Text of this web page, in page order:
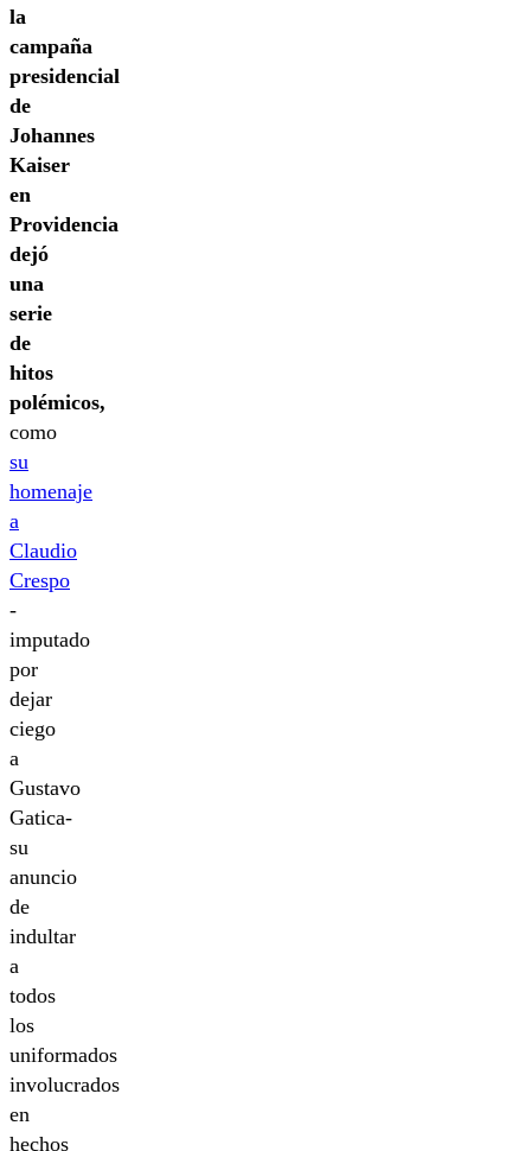
la
campaña
presidencial
de
Johannes
Kaiser
en
Providencia
dejó
una
serie
de
hitos
polémicos,
como
su
homenaje
a
Claudio
Crespo
-
imputado
por
dejar
ciego
a
Gustavo
Gatica-
su
anuncio
de
indultar
a
todos
los
uniformados
involucrados
en
hechos